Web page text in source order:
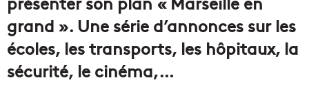
grand ». Une série d’annonces sur les
écoles, les transports, les hôpitaux, la
sécurité, le cinéma,…